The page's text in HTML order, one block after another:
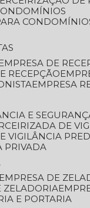
EMPRESA DE
RECEPÇÃO
EMPRESA
E
DE
VIGILÂNCIA
PRIVADA
EMPRESA DE
ZELADORIA
E PORTARIA